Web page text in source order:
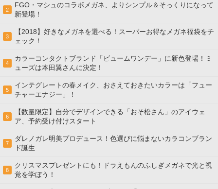
2
FGO・マシュのコラボメガネ、よりシンプル＆そっくりになって
新登場！
3
【2018】好きなメガネを選べる！スーパーお得なメガネ福袋をチ
ェック！
4
カラーコンタクトブランド「ビュームワンデー」に新色登場！ミ
ューズは本田翼さんに決定！
5
インテグレートの春メイク、おさえておきたいカラーは「フュー
チャーエナジー」！
6
【数量限定】自分でデザインできる「おそ松さん」のアイウェ
ア、予約受け付けスタート
7
ダレノガレ明美プロデュース！色選びに悩まないカラコンブラン
ド誕生
8
クリスマスプレゼントにも！ドラえもんのふしぎメガネで光と視
覚を学ぼう！